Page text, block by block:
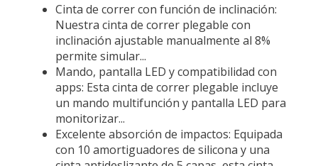
Cinta de correr con función de inclinación:
Nuestra cinta de correr plegable con
inclinación ajustable manualmente al 8%
permite simular...
Mando, pantalla LED y compatibilidad con
apps: Esta cinta de correr plegable incluye
un mando multifunción y pantalla LED para
monitorizar...
Excelente absorción de impactos: Equipada
con 10 amortiguadores de silicona y una